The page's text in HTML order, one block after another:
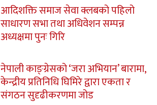
आदिशक्ति समाज सेवा क्लबको पहिलो
साधारण सभा तथा अधिवेशन सम्पन्न
अध्यक्षमा पुनः गिरि
नेपाली काङ्ग्रेसको ‘जरा अभियान’ बारामा,
केन्द्रीय प्रतिनिधि घिमिरे द्वारा एकता र
संगठन सुदृढीकरणमा जोड